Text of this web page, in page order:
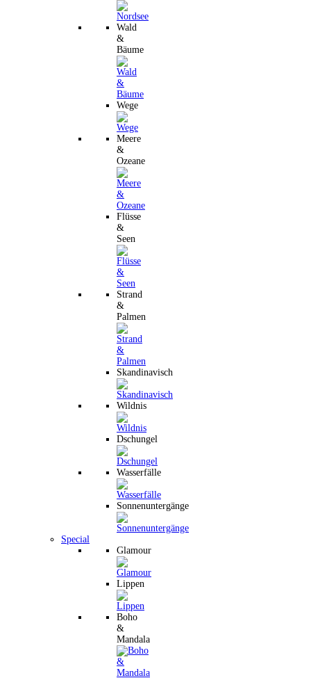
Wald
&
Bäume
Wege
Meere
&
Ozeane
Flüsse
&
Seen
Strand
&
Palmen
Skandinavisch
Wildnis
Dschungel
Wasserfälle
Sonnenuntergänge
Special
Glamour
Lippen
Boho
&
Mandala